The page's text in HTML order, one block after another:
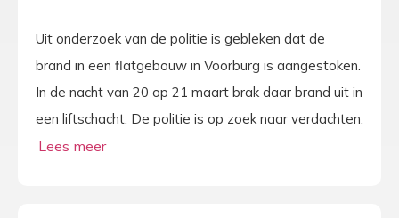
Uit onderzoek van de politie is gebleken dat de
brand in een flatgebouw in Voorburg is aangestoken.
In de nacht van 20 op 21 maart brak daar brand uit in
een liftschacht. De politie is op zoek naar verdachten.